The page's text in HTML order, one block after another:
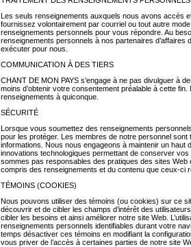
Les seuls renseignements auxquels nous avons accès
fournissez volontairement par courriel ou tout autre
renseignements personnels pour vous répondre. Au
renseignements personnels à nos partenaires
exécuter pour nous.
COMMUNICATION À DES TIERS
CHANT DE MON PAYS s’engage à ne pas divulguer à
moins d’obtenir votre consentement préalable à cette
renseignements à quiconque.
SÉCURITÉ
Lorsque vous soumettez des renseignements
pour les protéger. Les membres de notre personnel
informations. Nous nous engageons à maintenir un haut
innovations technologiques permettant de conserver
sommes pas responsables des pratiques des sites
compris des renseignements et du contenu que ceux-ci
TÉMOINS (COOKIES)
Nous pouvons utiliser des témoins (ou cookies) sur ce
découvrir et de cibler les champs d’intérêt des
cibler les besoins et ainsi améliorer notre site Web.
renseignements personnels identifiables durant votre
temps désactiver ces témoins en modifiant la
vous priver de l’accès à certaines parties de notre site